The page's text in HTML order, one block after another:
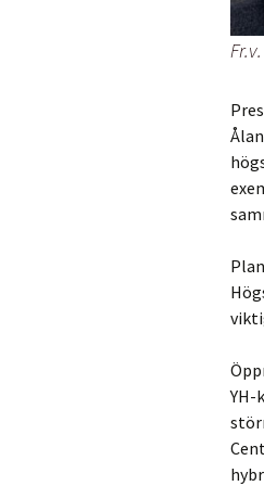
YH-